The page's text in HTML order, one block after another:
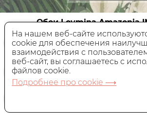
Обои Loymina Amazonia
Флизелиновые,Россия,
Цена:
5 255 руб.
В КОРЗИНУ
На нашем веб-сайте
cookie для обеспечения
взаимодействия с
веб-сайт, вы соглашаетесь с
файлов cookie.
Подробнее про cookie ⟶